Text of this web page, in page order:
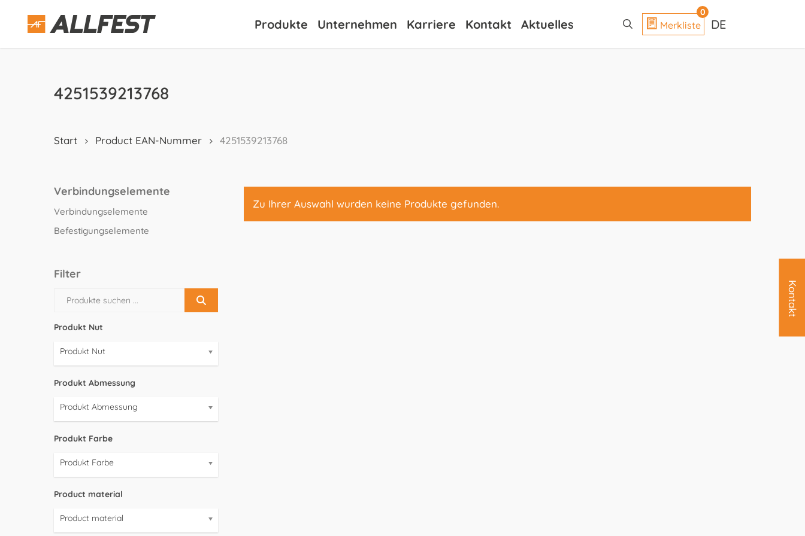
content
Produkte Unternehmen Karriere Kontakt Aktuelles
0
Merkliste DE
4251539213768
Start Product EAN-Nummer 4251539213768
Verbindungselemente
Verbindungselemente
Befestigungselemente
Filter
Produkt Nut
Produkt Nut
Produkt Abmessung
Produkt Abmessung
Produkt Farbe
Produkt Farbe
Product material
Product material
Zu Ihrer Auswahl wurden keine Produkte gefunden.
Kontakt